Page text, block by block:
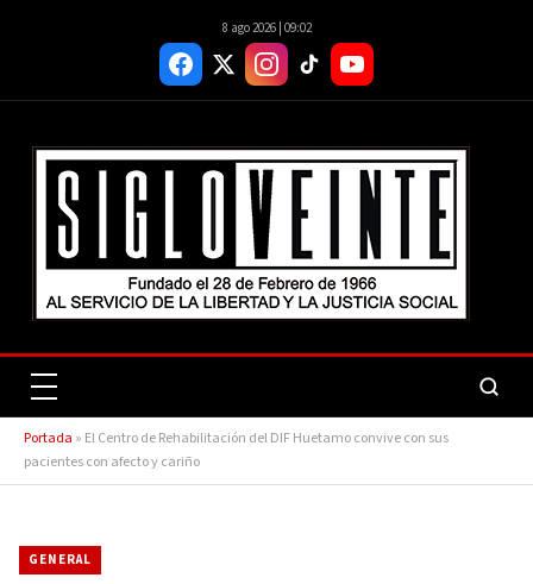
8 ago 2026 | 09:02
Portada » El Centro de Rehabilitación del DIF Huetamo convive con sus
pacientes con afecto y cariño
GENERAL